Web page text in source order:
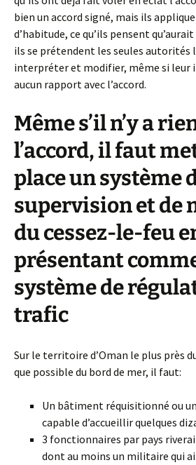
bien un accord signé, mais ils
d’habitude, ce qu’ils pensent
ils se prétendent les seules autorités
interpréter et modifier, même si leur
aucun rapport avec l’accord.
Même s’il n’y a
l’accord, il faut
place un système
supervision et de
du cessez-le-feu
présentant
système de
trafic
Sur le territoire d’Oman le plus près
que possible du bord de mer, il faut:
Un bâtiment réquisitionné ou
capable d’accueillir quelques
3 fonctionnaires par pays
dont au moins un militaire qui